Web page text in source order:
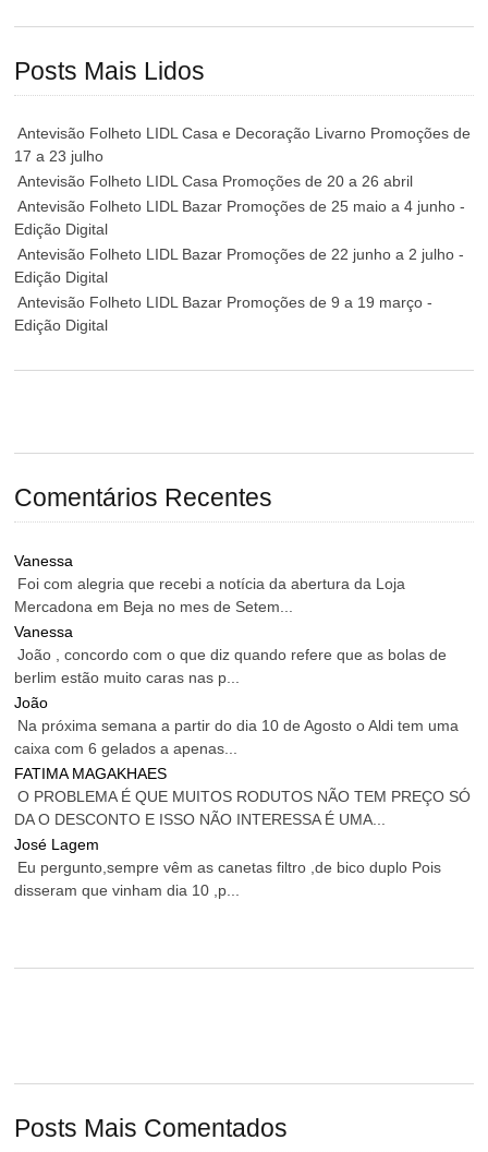
Posts Mais Lidos
Antevisão Folheto LIDL Casa e Decoração Livarno Promoções de
17 a 23 julho
Antevisão Folheto LIDL Casa Promoções de 20 a 26 abril
Antevisão Folheto LIDL Bazar Promoções de 25 maio a 4 junho -
Edição Digital
Antevisão Folheto LIDL Bazar Promoções de 22 junho a 2 julho -
Edição Digital
Antevisão Folheto LIDL Bazar Promoções de 9 a 19 março -
Edição Digital
Comentários Recentes
Vanessa
Foi com alegria que recebi a notícia da abertura da Loja
Mercadona em Beja no mes de Setem...
Vanessa
João , concordo com o que diz quando refere que as bolas de
berlim estão muito caras nas p...
João
Na próxima semana a partir do dia 10 de Agosto o Aldi tem uma
caixa com 6 gelados a apenas...
FATIMA MAGAKHAES
O PROBLEMA É QUE MUITOS RODUTOS NÃO TEM PREÇO SÓ
DA O DESCONTO E ISSO NÃO INTERESSA É UMA...
José Lagem
Eu pergunto,sempre vêm as canetas filtro ,de bico duplo Pois
disseram que vinham dia 10 ,p...
Posts Mais Comentados